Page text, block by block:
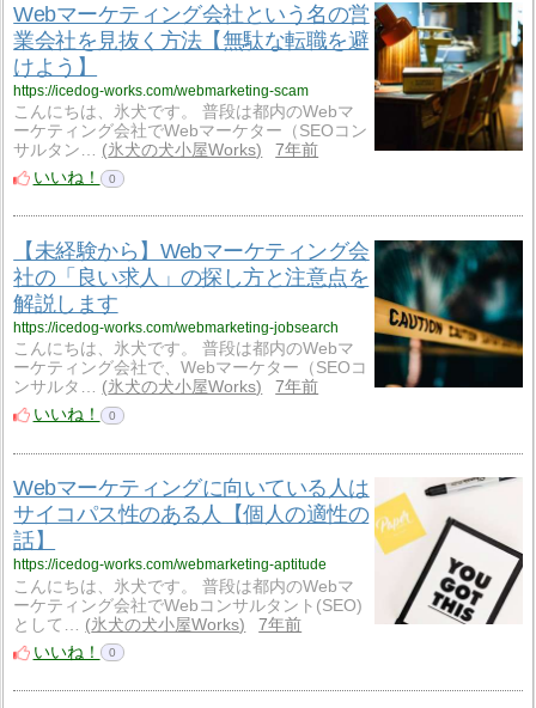
Webマーケティング会社という名の営
業会社を見抜く方法【無駄な転職を避
けよう】
https://icedog-works.com/webmarketing-scam
こんにちは、氷犬です。 普段は都内のWebマ
ーケティング会社でWebマーケター（SEOコン
サルタン…
氷犬の犬小屋Works
7年前
いいね！
0
【未経験から】Webマーケティング会
社の「良い求人」の探し方と注意点を
解説します
https://icedog-works.com/webmarketing-jobsearch
こんにちは、氷犬です。 普段は都内のWebマ
ーケティング会社で、Webマーケター（SEOコ
ンサルタ…
氷犬の犬小屋Works
7年前
いいね！
0
Webマーケティングに向いている人は
サイコパス性のある人【個人の適性の
話】
https://icedog-works.com/webmarketing-aptitude
こんにちは、氷犬です。 普段は都内のWebマ
ーケティング会社でWebコンサルタント(SEO)
として…
氷犬の犬小屋Works
7年前
いいね！
0